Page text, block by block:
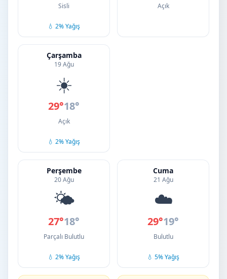
Sisli
💧 2% Yağış
Açık
Çarşamba
19 Ağu
☀️
29°18°
Açık
💧 2% Yağış
Perşembe
20 Ağu
🌤️
27°18°
Parçalı Bulutlu
💧 2% Yağış
Cuma
21 Ağu
☁️
29°19°
Bulutlu
💧 5% Yağış